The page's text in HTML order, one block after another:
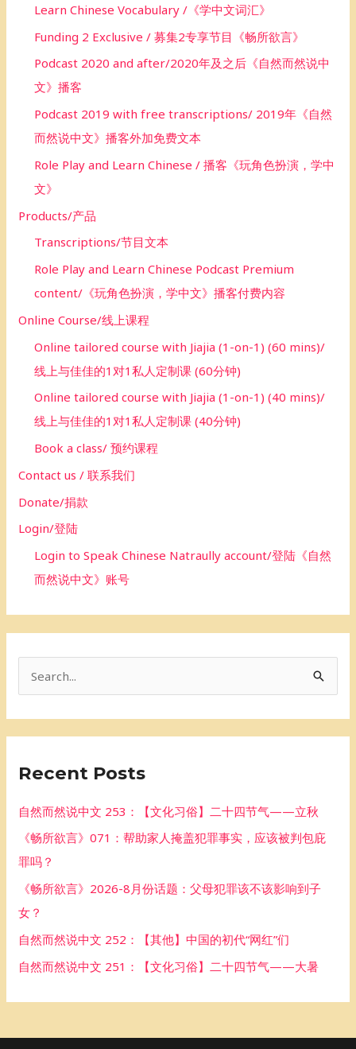
Learn Chinese Vocabulary /《学中文词汇》
Funding 2 Exclusive / 募集2专享节目《畅所欲言》
Podcast 2020 and after/2020年及之后《自然而然说中
文》播客
Podcast 2019 with free transcriptions/ 2019年《自然
而然说中文》播客外加免费文本
Role Play and Learn Chinese / 播客《玩角色扮演，学中
文》
Products/产品
Transcriptions/节目文本
Role Play and Learn Chinese Podcast Premium
content/《玩角色扮演，学中文》播客付费内容
Online Course/线上课程
Online tailored course with Jiajia (1-on-1) (60 mins)/
线上与佳佳的1对1私人定制课 (60分钟)
Online tailored course with Jiajia (1-on-1) (40 mins)/
线上与佳佳的1对1私人定制课 (40分钟)
Book a class/ 预约课程
Contact us / 联系我们
Donate/捐款
Login/登陆
Login to Speak Chinese Natraully account/登陆《自然
而然说中文》账号
c
f
r
Recent Posts
自然而然说中文 253：【文化习俗】二十四节气——立秋
《畅所欲言》071：帮助家人掩盖犯罪事实，应该被判包庇
罪吗？
《畅所欲言》2026-8月份话题：父母犯罪该不该影响到子
女？
自然而然说中文 252：【其他】中国的初代“网红”们
自然而然说中文 251：【文化习俗】二十四节气——大暑